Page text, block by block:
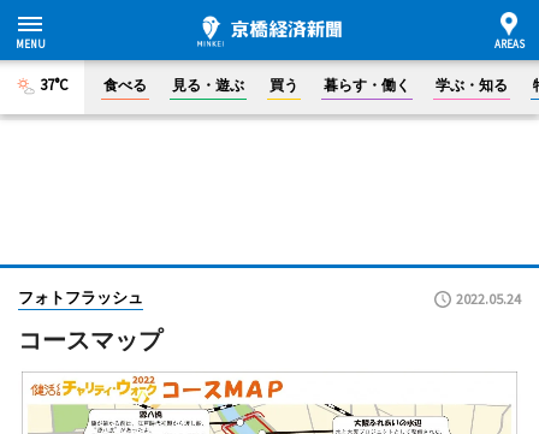
37°C 食べる 見る・遊ぶ 買う 暮らす・働く 学ぶ・知る
フォトフラッシュ 2022.05.24
コースマップ